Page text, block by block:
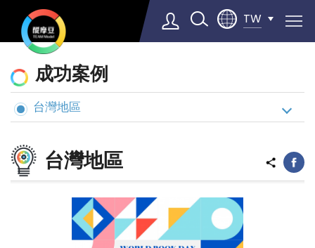
TW
▼
態
與
案
例
成功案例
台灣地區
台灣地區